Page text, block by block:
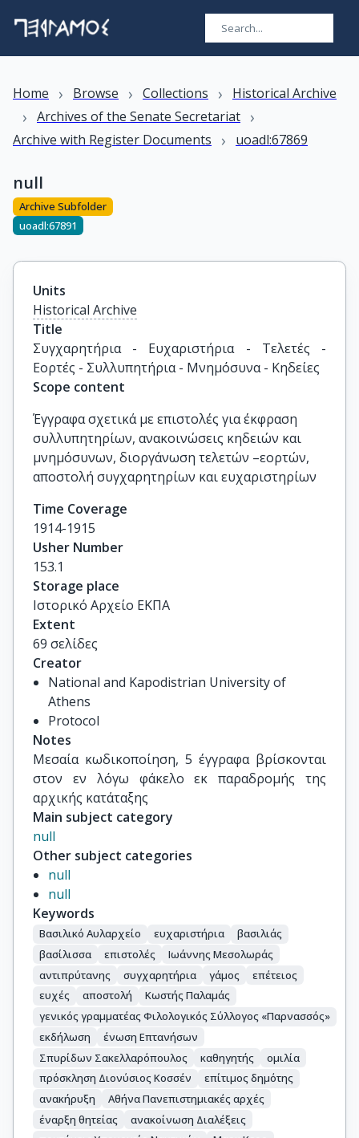
Home › Browse › Collections › Historical Archive
› Archives of the Senate Secretariat ›
Archive with Register Documents › uoadl:67869
null
Archive Subfolder
uoadl:67891
Units
Historical Archive
Title
Συγχαρητήρια - Ευχαριστήρια - Τελετές -
Εορτές - Συλλυπητήρια - Μνημόσυνα - Κηδείες
Scope content
Έγγραφα σχετικά με επιστολές για έκφραση
συλλυπητηρίων, ανακοινώσεις κηδειών και
μνημόσυνων, διοργάνωση τελετών –εορτών,
αποστολή συγχαρητηρίων και ευχαριστηρίων
Time Coverage
1914-1915
Usher Number
153.1
Storage place
Ιστορικό Αρχείο ΕΚΠΑ
Extent
69 σελίδες
Creator
National and Kapodistrian University of
Athens
Protocol
Notes
Μεσαία κωδικοποίηση, 5 έγγραφα βρίσκονται
στον εν λόγω φάκελο εκ παραδρομής της
αρχικής κατάταξης
Main subject category
null
Other subject categories
null
null
Keywords
Βασιλικό Αυλαρχείο ευχαριστήρια
βασιλιάς
βασίλισσα
επιστολές
Ιωάννης Μεσολωράς
αντιπρύτανης
συγχαρητήρια γάμος
επέτειος
ευχές
αποστολή
Κωστής Παλαμάς
γενικός γραμματέας Φιλολογικός Σύλλογος «Παρνασσός»
εκδήλωση
ένωση Επτανήσων
Σπυρίδων Σακελλαρόπουλος
καθηγητής
ομιλία
πρόσκληση Διονύσιος Κοσσέν
επίτιμος δημότης
ανακήρυξη
Αθήνα Πανεπιστημιακές αρχές
έναρξη θητείας
ανακοίνωση Διαλέξεις